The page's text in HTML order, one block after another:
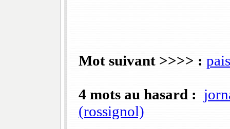
Mot suivant >>>> :
4 mots au hasard :
(rossignol)